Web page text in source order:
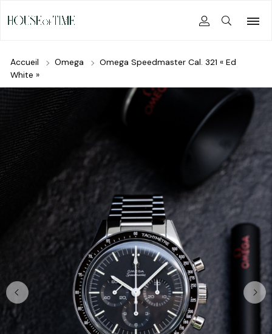
Accueil Omega
Omega Speedmaster Cal. 321 « Ed
White »